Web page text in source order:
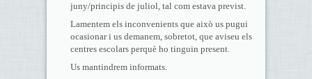
juny/principis de juliol, tal com estava previst.
Lamentem els inconvenients que això us pugui
ocasionar i us demanem, sobretot, que aviseu els
centres escolars perquè ho tinguin present.
Us mantindrem informats.